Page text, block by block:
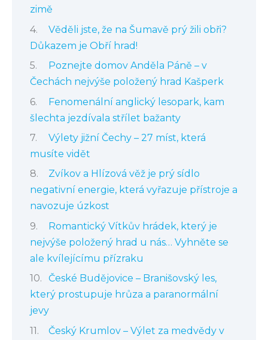
zimě
Věděli jste, že na Šumavě prý žili obři?
Důkazem je Obří hrad!
Poznejte domov Anděla Páně – v
Čechách nejvýše položený hrad Kašperk
Fenomenální anglický lesopark, kam
šlechta jezdívala střílet bažanty
Výlety jižní Čechy – 27 míst, která
musíte vidět
Zvíkov a Hlízová věž je prý sídlo
negativní energie, která vyřazuje přístroje a
navozuje úzkost
Romantický Vítkův hrádek, který je
nejvýše položený hrad u nás… Vyhněte se
ale kvílejícímu přízraku
České Budějovice – Branišovský les,
který prostupuje hrůza a paranormální
jevy
Český Krumlov – Výlet za medvědy v